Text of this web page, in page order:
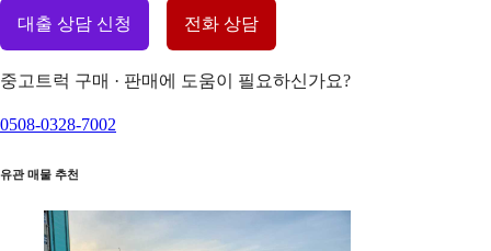
대출 상담 신청 전화 상담
중고트럭 구매 · 판매에 도움이 필요하신가요?
0508-0328-7002
유관 매물 추천